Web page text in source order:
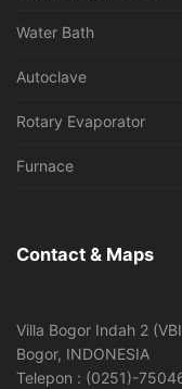
Water Bath
Autoclave
Rotary Evaporator
Furnace
Contact & Maps
Villa Bogor Indah 2
Bogor, INDONESIA
Telepon : (0251)-